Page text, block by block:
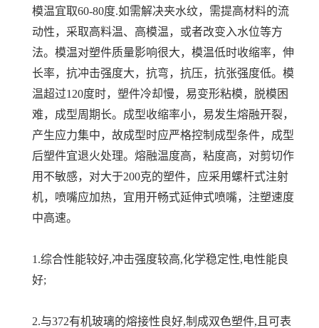
模温宜取60-80度.如需解决夹水纹，需提高材料的流
动性，采取高料温、高模温，或者改变入水位等方
法。模温对塑件质量影响很大，模温低时收缩率，伸
长率，抗冲击强度大，抗弯，抗压，抗张强度低。模
温超过120度时，塑件冷却慢，易变形粘模，脱模困
难，成型周期长。成型收缩率小，易发生熔融开裂，
产生应力集中，故成型时应严格控制成型条件，成型
后塑件宜退火处理。熔融温度高，粘度高，对剪切作
用不敏感，对大于200克的塑件，应采用螺杆式注射
机，喷嘴应加热，宜用开畅式延伸式喷嘴，注塑速度
中高速。
1.综合性能较好,冲击强度较高,化学稳定性,电性能良
好;
2.与372有机玻璃的熔接性良好,制成双色塑件,且可表